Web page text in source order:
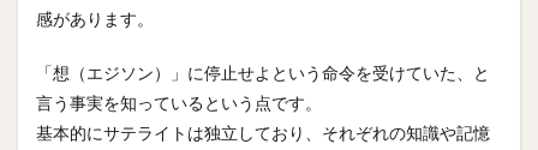
感があります。
「想（エジソン）」に停止せよという命令を受けていた、と
言う事実を知っているという点です。
基本的にサテライトは独立しており、それぞれの知識や記憶